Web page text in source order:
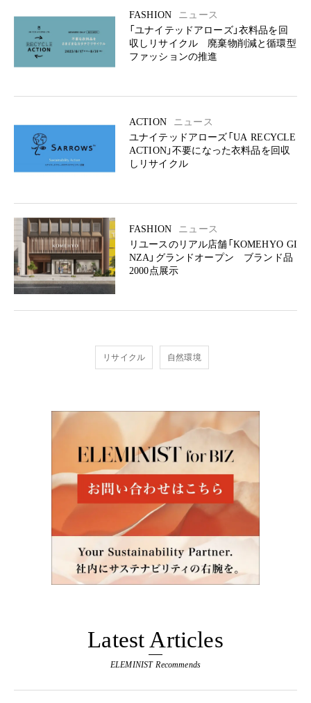
FASHION
ニュース
「ユナイテッドアローズ」衣料品を回
収しリサイクル 廃棄物削減と循環型
ファッションの推進
ACTION
ニュース
ユナイテッドアローズ「UA RECYCLE
ACTION」不要になった衣料品を回収
しリサイクル
FASHION
ニュース
リユースのリアル店舗「KOMEHYO GI
NZA」グランドオープン ブランド品
2000点展示
リサイクル 自然環境
Latest Articles
ELEMINIST Recommends